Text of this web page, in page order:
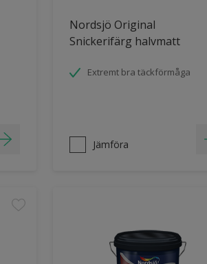
Nordsjö Original
Snickerifärg halvmatt
Extremt bra täckförmåga
Jämföra